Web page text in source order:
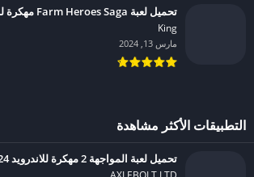
تحميل لعبة Farm Heroes Saga مهكرة للاندرويد 2024
King‏
مارس 13, 2024
التطبيقات الأكثر مشاهدة
تحميل لعبة المواجهة 2 مهكرة للاندرويد 2024